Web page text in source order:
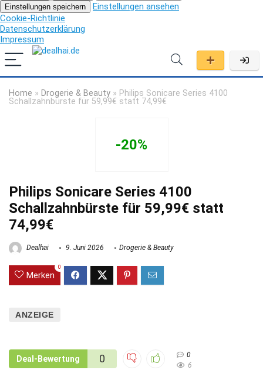
Einstellungen speichern
Einstellungen ansehen
Cookie-Richtlinie
Datenschutzerklärung
Impressum
Home » Drogerie & Beauty » Philips Sonicare Series 4100
Schallzahnbürste für 59,99€ statt 74,99€
-20%
Philips Sonicare Series 4100
Schallzahnbürste für 59,99€ statt
74,99€
Dealhai 9. Juni 2026 Drogerie & Beauty
Merken
0
ANZEIGE
Deal-Bewertung 0
0
6